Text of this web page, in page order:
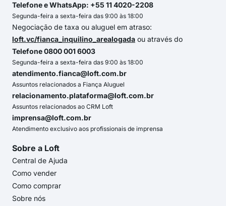
Telefone e WhatsApp: +55 11 4020-2208
Segunda-feira a sexta-feira das 9:00 às 18:00
Negociação de taxa ou aluguel em atraso:
loft.vc/fianca_inquilino_arealogada ou através do
Telefone 0800 001 6003
Segunda-feira a sexta-feira das 9:00 às 18:00
atendimento.fianca@loft.com.br
Assuntos relacionados a Fiança Aluguel
relacionamento.plataforma@loft.com.br
Assuntos relacionados ao CRM Loft
imprensa@loft.com.br
Atendimento exclusivo aos profissionais de imprensa
Sobre a Loft
Central de Ajuda
Como vender
Como comprar
Sobre nós